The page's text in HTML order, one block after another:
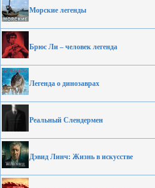
Морские легенды
Брюс Ли – человек легенда
Легенда о динозаврах
Реальный Слендермен
Дэвид Линч: Жизнь в искусстве